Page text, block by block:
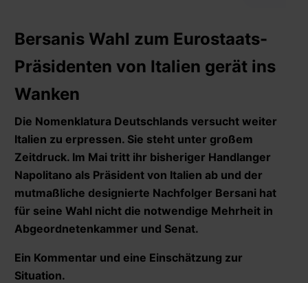
Bersanis Wahl zum Eurostaats-
Präsidenten von Italien gerät ins
Wanken
Die Nomenklatura Deutschlands versucht weiter
Italien zu erpressen. Sie steht unter großem
Zeitdruck. Im Mai tritt ihr bisheriger Handlanger
Napolitano als Präsident von Italien ab und der
mutmaßliche designierte Nachfolger Bersani hat
für seine Wahl nicht die notwendige Mehrheit in
Abgeordnetenkammer und Senat.
Ein Kommentar und eine Einschätzung zur
Situation.